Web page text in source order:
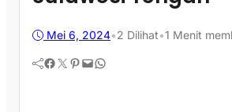
Mei 6, 2024•2 Dilihat•1 Menit
Facebook Twitter Pinterest Mail WhatsApp